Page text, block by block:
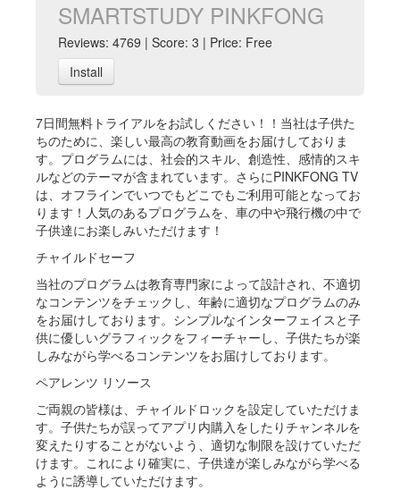
SMARTSTUDY PINKFONG
Reviews: 4769 | Score: 3 | Price: Free
Install
7日間無料トライアルをお試しください！！当社は子供た
ちのために、楽しい最高の教育動画をお届けしておりま
す。プログラムには、社会的スキル、創造性、感情的スキ
ルなどのテーマが含まれています。さらにPINKFONG TV
は、オフラインでいつでもどこでもご利用可能となってお
ります！人気のあるプログラムを、車の中や飛行機の中で
子供達にお楽しみいただけます！
チャイルドセーフ
当社のプログラムは教育専門家によって設計され、不適切
なコンテンツをチェックし、年齢に適切なプログラムのみ
をお届けしております。シンプルなインターフェイスと子
供に優しいグラフィックをフィーチャーし、子供たちが楽
しみながら学べるコンテンツをお届けしております。
ペアレンツ リソース
ご両親の皆様は、チャイルドロックを設定していただけま
す。子供たちが誤ってアプリ内購入をしたりチャンネルを
変えたりすることがないよう、適切な制限を設けていただ
けます。これにより確実に、子供達が楽しみながら学べる
ように誘導していただけます。